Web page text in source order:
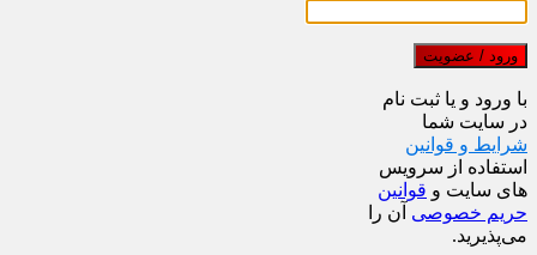
ورود / عضویت
با ورود و یا ثبت نام
در سایت شما
شرایط و قوانین
استفاده از سرویس
های سایت و قوانین
حریم خصوصی آن را
می‌پذیرید.